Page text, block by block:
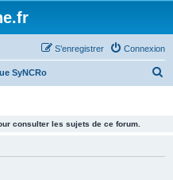
Connexion
S’enregistrer
SyNCRo
consulter les sujets de ce forum.